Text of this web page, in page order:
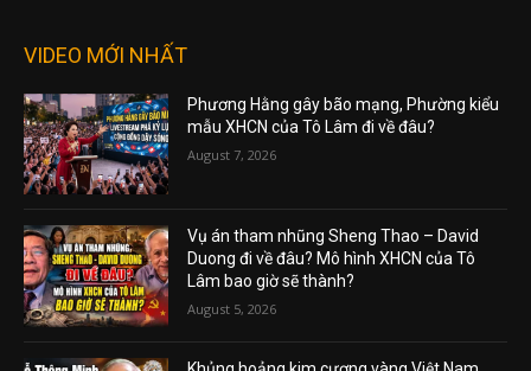
VIDEO MỚI NHẤT
Phương Hằng gây bão mạng, Phường kiểu
mẫu XHCN của Tô Lâm đi về đâu?
August 7, 2026
Vụ án tham nhũng Sheng Thao – David
Duong đi về đâu? Mô hình XHCN của Tô
Lâm bao giờ sẽ thành?
August 5, 2026